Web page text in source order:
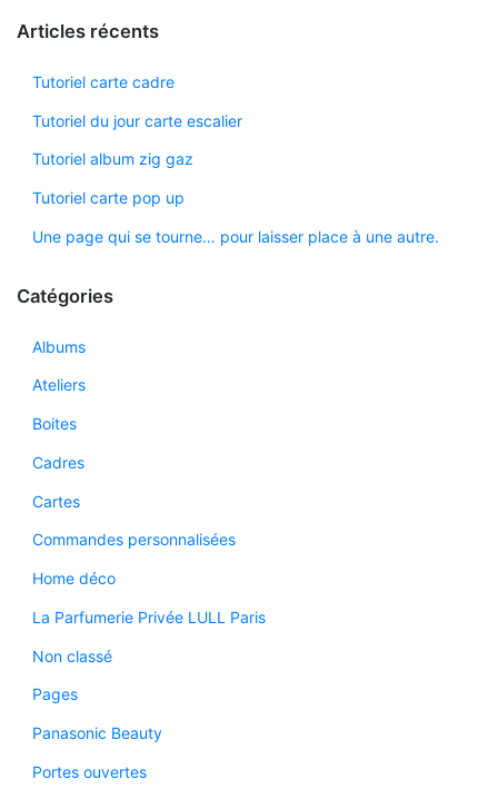
Articles récents
Tutoriel carte cadre
Tutoriel du jour carte escalier
Tutoriel album zig gaz
Tutoriel carte pop up
Une page qui se tourne… pour laisser place à une autre.
Catégories
Albums
Ateliers
Boites
Cadres
Cartes
Commandes personnalisées
Home déco
La Parfumerie Privée LULL Paris
Non classé
Pages
Panasonic Beauty
Portes ouvertes